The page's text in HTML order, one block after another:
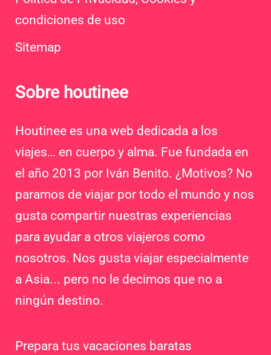
condiciones de uso
Sitemap
Sobre houtinee
Houtinee es una web dedicada a los
viajes… en cuerpo y alma. Fue fundada en
el año 2013 por Iván Benito. ¿Motivos? No
paramos de viajar por todo el mundo y nos
gusta compartir nuestras experiencias
para ayudar a otros viajeros como
nosotros. Nos gusta viajar especialmente
a Asia... pero no le decimos que no a
ningún destino.
Prepara tus vacaciones baratas